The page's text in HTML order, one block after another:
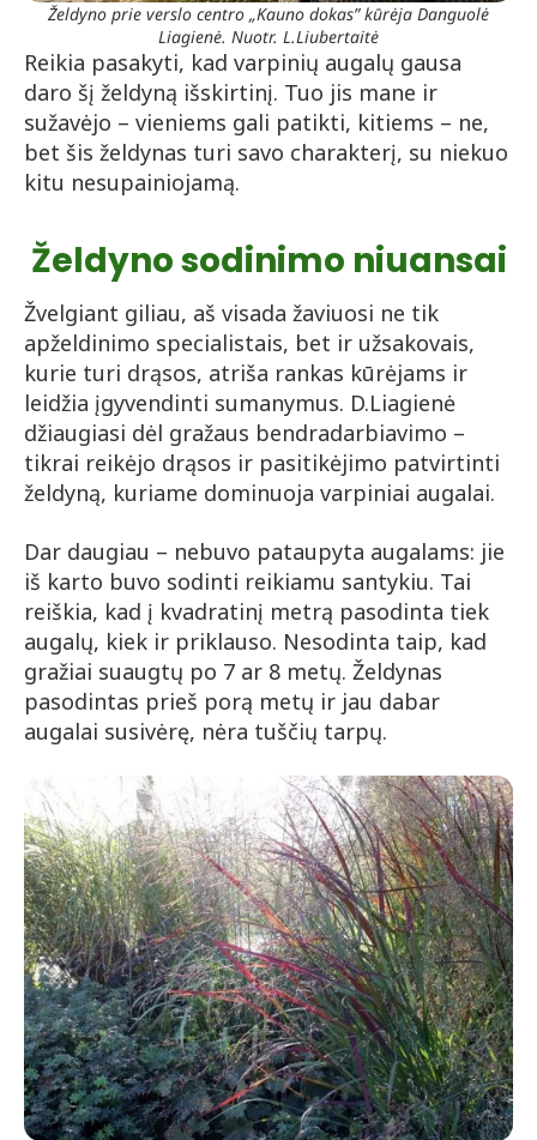
Želdyno prie verslo centro „Kauno dokas” kūrėja Danguolė
Liagienė. Nuotr. L.Liubertaitė
Reikia pasakyti, kad varpinių augalų gausa
daro šį želdyną išskirtinį. Tuo jis mane ir
sužavėjo – vieniems gali patikti, kitiems – ne,
bet šis želdynas turi savo charakterį, su niekuo
kitu nesupainiojamą.
Želdyno sodinimo niuansai
Žvelgiant giliau, aš visada žaviuosi ne tik
apželdinimo specialistais, bet ir užsakovais,
kurie turi drąsos, atriša rankas kūrėjams ir
leidžia įgyvendinti sumanymus. D.Liagienė
džiaugiasi dėl gražaus bendradarbiavimo –
tikrai reikėjo drąsos ir pasitikėjimo patvirtinti
želdyną, kuriame dominuoja varpiniai augalai.
Dar daugiau – nebuvo pataupyta augalams: jie
iš karto buvo sodinti reikiamu santykiu. Tai
reiškia, kad į kvadratinį metrą pasodinta tiek
augalų, kiek ir priklauso. Nesodinta taip, kad
gražiai suaugtų po 7 ar 8 metų. Želdynas
pasodintas prieš porą metų ir jau dabar
augalai susivėrę, nėra tuščių tarpų.